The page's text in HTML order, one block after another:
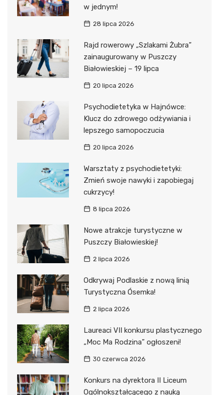
w jednym!
28 lipca 2026
Rajd rowerowy „Szlakami Żubra”
zainaugurowany w Puszczy
Białowieskiej – 19 lipca
20 lipca 2026
Psychodietetyka w Hajnówce:
Klucz do zdrowego odżywiania i
lepszego samopoczucia
20 lipca 2026
Warsztaty z psychodietetyki:
Zmień swoje nawyki i zapobiegaj
cukrzycy!
8 lipca 2026
Nowe atrakcje turystyczne w
Puszczy Białowieskiej!
2 lipca 2026
Odkrywaj Podlaskie z nową linią
Turystyczna Ósemka!
2 lipca 2026
Laureaci VII konkursu plastycznego
„Moc Ma Rodzina” ogłoszeni!
30 czerwca 2026
Konkurs na dyrektora II Liceum
Ogólnokształcącego z nauką